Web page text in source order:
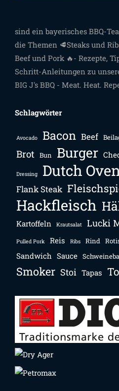
sind ein bayerisches BBQ-
die Themen 🥩Steaks und
Beef und Pork 🔥- Rezepte,
Schritt-Anleitungen zu
BIG J's BBQ - Meat. Heat.
Schlagwörter
Avocado Bacon Beef
Brot Bun Burger
Dressing Dutch
Flank Steak
Hackfleisch
Kartoffeln Krautsalat Lucki
Pulled Pork Reis Ribs Rind
Sandwich Sauce
Smoker Stoi Tapas